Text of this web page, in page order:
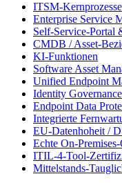
ITSM-Kernprozesse
Enterprise Service
Self-Service-Portal
CMDB / Asset-
KI-Funktionen
Software Asset
Unified Endpoint
Identity
Endpoint Data
Integrierte
EU-Datenhoheit /
Echte On-
ITIL-4-Tool-
Mittelstands-